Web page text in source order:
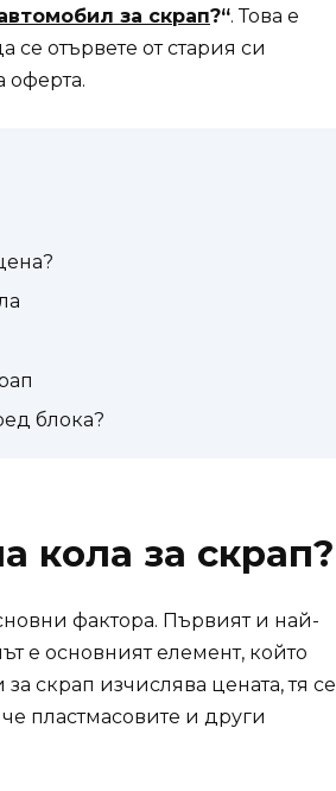
за скрап?“. Това е
отървете от стария си
оферта.
блока?
кола за скрап?
фактора. Първият и най-
е основният елемент, който
скрап изчислява цената, тя се
че пластмасовите и други